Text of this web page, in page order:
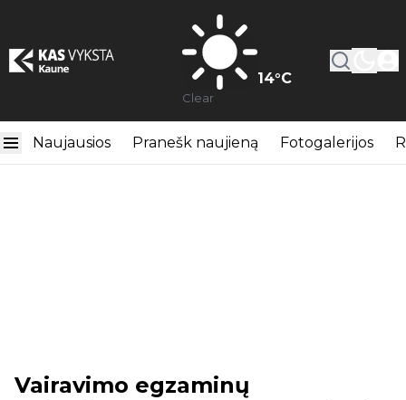
14°C
Clear
Naujausios Pranešk naujieną Fotogalerijos
Vairavimo egzaminų